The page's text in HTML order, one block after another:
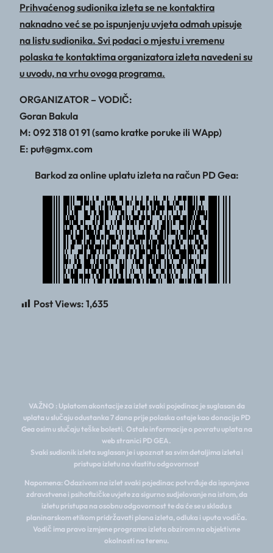
Prihvaćenog sudionika izleta se ne kontaktira
naknadno već se po ispunjenju uvjeta odmah upisuje
na listu sudionika. Svi podaci o mjestu i vremenu
polaska te kontaktima organizatora izleta navedeni su
u uvodu, na vrhu ovoga programa.
ORGANIZATOR – VODIČ:
Goran Bakula
M: 092 318 01 91 (samo kratke poruke ili WApp)
E: put@gmx.com
Barkod za online uplatu izleta na račun PD Gea:
Post Views: 1,635
VAŽNO : Uplatom akontacije za izlet svaki pojedinac je suglasan da
uplata u slučaju odustanka 7 dana prije polaska ostaje kao donacija PD
Gea osim u slučaju teške bolesti. Ostale informacije o povratu uplata na
web stranici PD GEA.
Svaki sudionik izleta suglasan je i upoznat sa svim detaljima izleta i
pristupa izletu na vlastitu odgovornost
Napomena: Odazivom na izlet svaki pojedinac potvrđuje da ispunjava
zdravstvene i psihofizičke uvjete za sigurno sudjelovanje na istom, da
izletu pristupa na osobnu odgovornost te da će se u skladu s
planinarskom etikom pridržavati plana izleta, odluka i uputa vodiča.
Vodič ima pravo izmjene programa izleta obzirom na objektivne
okolnosti na terenu.